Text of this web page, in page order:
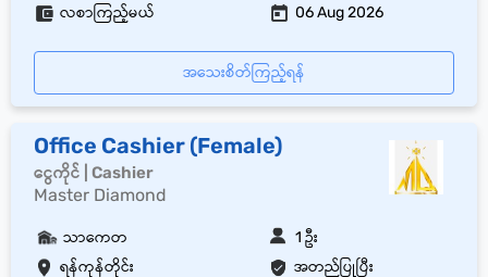
လစာကြည့်မယ် 06 Aug 2026
အသေးစိတ်ကြည့်ရန်
Office Cashier (Female)
ငွေကိုင် | Cashier
Master Diamond
ရန်ကုန်တိုင်း အတည်ပြုပြီး
သာကေတ 1 ဦး